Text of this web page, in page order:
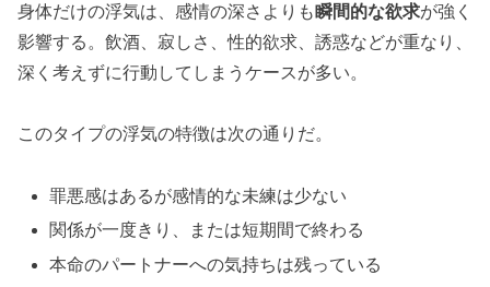
身体だけの浮気は、感情の深さよりも瞬間的な欲求が強く
影響する。飲酒、寂しさ、性的欲求、誘惑などが重なり、
深く考えずに行動してしまうケースが多い。
このタイプの浮気の特徴は次の通りだ。
罪悪感はあるが感情的な未練は少ない
関係が一度きり、または短期間で終わる
本命のパートナーへの気持ちは残っている